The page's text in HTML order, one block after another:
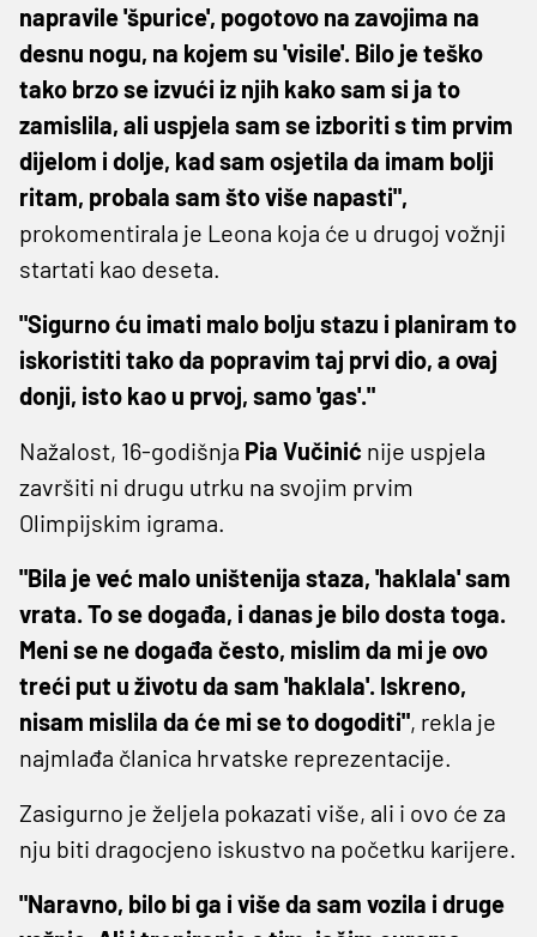
napravile 'špurice', pogotovo na zavojima na
desnu nogu, na kojem su 'visile'. Bilo je teško
tako brzo se izvući iz njih kako sam si ja to
zamislila, ali uspjela sam se izboriti s tim prvim
dijelom i dolje, kad sam osjetila da imam bolji
ritam, probala sam što više napasti",
prokomentirala je Leona koja će u drugoj vožnji
startati kao deseta.
"Sigurno ću imati malo bolju stazu i planiram to
iskoristiti tako da popravim taj prvi dio, a ovaj
donji, isto kao u prvoj, samo 'gas'."
Nažalost, 16-godišnja Pia Vučinić nije uspjela
završiti ni drugu utrku na svojim prvim
Olimpijskim igrama.
"Bila je već malo uništenija staza, 'haklala' sam
vrata. To se događa, i danas je bilo dosta toga.
Meni se ne događa često, mislim da mi je ovo
treći put u životu da sam 'haklala'. Iskreno,
nisam mislila da će mi se to dogoditi", rekla je
najmlađa članica hrvatske reprezentacije.
Zasigurno je željela pokazati više, ali i ovo će za
nju biti dragocjeno iskustvo na početku karijere.
"Naravno, bilo bi ga i više da sam vozila i druge